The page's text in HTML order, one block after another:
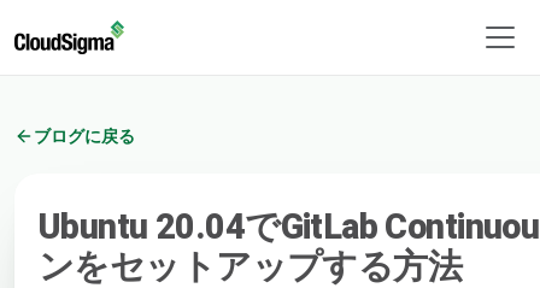
ブログに戻る
Ubuntu 20.04でGitLab
ンをセットアップする方法